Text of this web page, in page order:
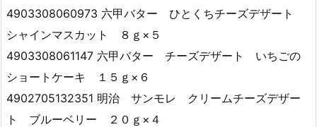
4903308060973 六甲バター ひとくちチーズデザート
シャインマスカット ８ｇ×５
4903308061147 六甲バター チーズデザート いちごの
ショートケーキ １５ｇ×６
4902705132351 明治 サンモレ クリームチーズデザー
ト ブルーベリー ２０ｇ×４